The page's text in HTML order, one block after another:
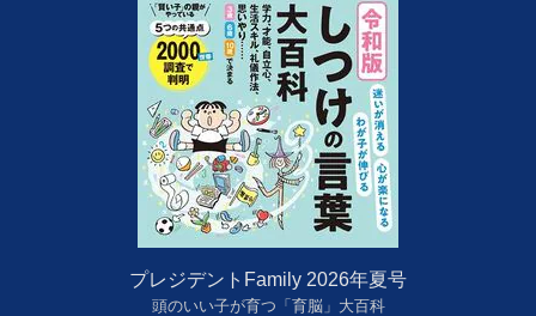
プレジデントFamily 2026年夏号
頭のいい子が育つ「育脳」大百科